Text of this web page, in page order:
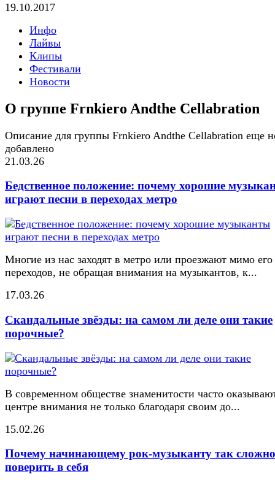
19.10.2017
Инфо
Лайвы
Клипы
Фестивали
Новости
О группе Frnkiero Andthe Cellabration
Описание для группы Frnkiero Andthe Cellabration еще
добавлено
21.03.26
Бедственное положение: почему хорошие
играют песни в переходах метро
Многие из нас заходят в метро или проезжают мимо его
переходов, не обращая внимания на музыкантов, к...
17.03.26
Скандальные звёзды: на самом ли деле они такие
порочные?
В современном обществе знаменитости часто
центре внимания не только благодаря своим до...
15.02.26
Почему начинающему рок-музыканту так сложно
поверить в себя